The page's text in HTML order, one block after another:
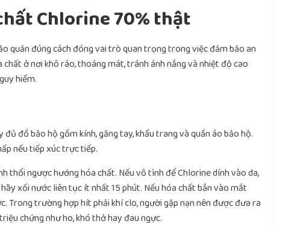
Chlorine 70% thật
quản đúng cách đóng vai trò quan trọng trong việc đảm bảo an
ở nơi khô ráo, thoáng mát, tránh ánh nắng và nhiệt độ cao
hiểm.
đồ bảo hộ gồm kính, găng tay, khẩu trang và quần áo bảo hộ.
nếu tiếp xúc trực tiếp.
thổi ngược hướng hóa chất. Nếu vô tình để Chlorine dính vào da,
xối nước liên tục ít nhất 15 phút. Nếu hóa chất bắn vào mắt
Trong trường hợp hít phải khí clo, người gặp nạn nên được đưa ra
chứng như ho, khó thở hay đau ngực.